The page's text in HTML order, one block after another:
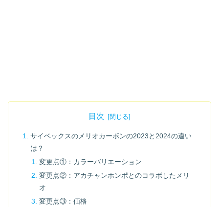
目次
サイベックスのメリオカーボンの2023と2024の違い
は？
変更点①：カラーバリエーション
変更点②：アカチャンホンポとのコラボしたメリ
オ
変更点③：価格